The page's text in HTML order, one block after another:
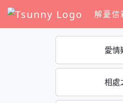
解憂信
愛情
相處